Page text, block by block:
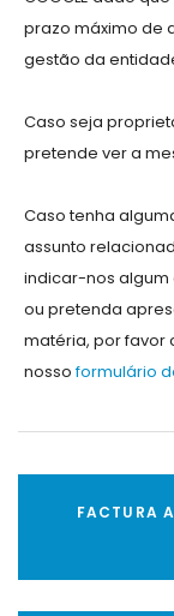
prazo máximo de
gestão da
Caso seja
pretende ver a
Caso tenha
assunto
indicar-nos algum
ou pretenda
matéria, por favor
nossoformulário
FACTURA